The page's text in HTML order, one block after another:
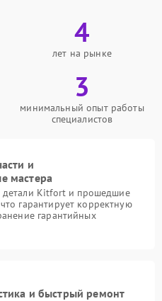
4
лет на рынке
3
минимальный опыт работы
специалистов
и
мастера
детали Kitfort и прошедшие
гарантирует корректную
гарантийных
и быстрый ремонт